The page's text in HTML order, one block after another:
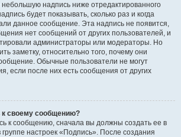
надпись ниже отредактированного
будет показывать, сколько раз и когда
данное сообщение. Эта надпись не появится,
нет сообщений от других пользователей, и
администраторы или модераторы. Но
заметку, относительно того, почему они
Обычные пользователи не могут
если после них есть сообщения от других
к своему сообщению?
к сообщению, сначала вы должны создать ее в
настроек «Подпись». После создания